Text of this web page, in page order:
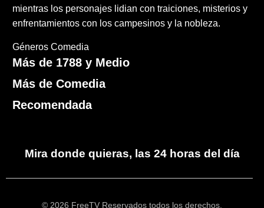
mientras los personajes lidian con traiciones, misterios y
enfrentamientos con los campesinos y la nobleza.
Géneros Comedia
Más de 1788 y Medio
Más de Comedia
Recomendada
Mira donde quieras, las 24 horas del día
© 2026 FreeTV Reservados todos los derechos.